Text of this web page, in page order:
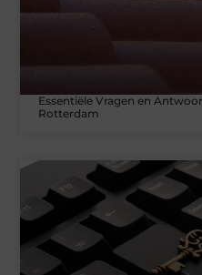
Essentiële Vragen en
Rotterdam